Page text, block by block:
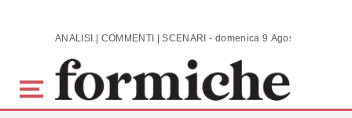
Skip to main content ANALISI | COMMENTI | SCENARI - domenica 9 Agosto 2026